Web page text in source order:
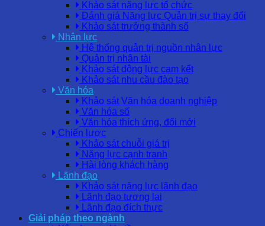
Khảo sát năng lực tổ chức
Đánh giá Năng lực Quản trị sự thay đổi
Khảo sát trưởng thành số
Nhân lực
Hệ thống quản trị nguồn nhân lực
Quản trị nhân tài
Khảo sát động lực cam kết
Khảo sát nhu cầu đào tạo
Văn hóa
Khảo sát Văn hóa doanh nghiệp
Văn hóa số
Văn hóa thích ứng, đổi mới
Chiến lược
Khảo sát chuỗi giá trị
Năng lực cạnh tranh
Hài lòng khách hàng
Lãnh đạo
Khảo sát năng lực lãnh đạo
Lãnh đạo tương lai
Lãnh đạo đích thực
Giải pháp theo ngành